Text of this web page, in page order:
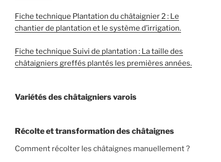
Fiche technique Plantation du châtaignier 2 : Le
chantier de plantation et le système d’irrigation.
Fiche technique Suivi de plantation : La taille des
châtaigniers greffés plantés les premières années.
Variétés des châtaigniers varois
Récolte et transformation des châtaignes
Comment récolter les châtaignes manuellement ?